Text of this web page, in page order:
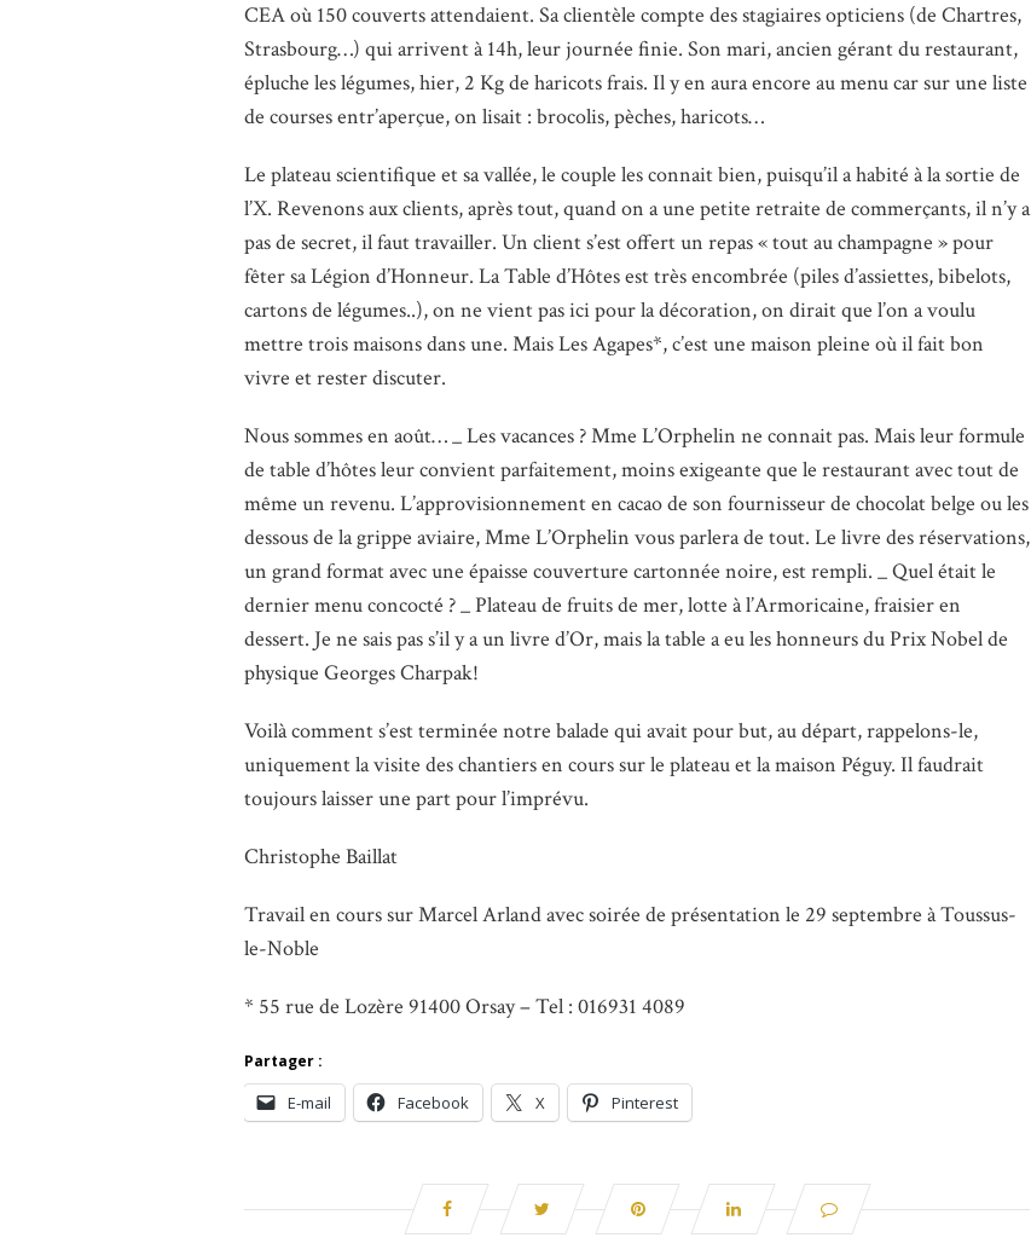
CEA où 150 couverts attendaient. Sa clientèle compte des stagiaires opticiens (de Chartres,
Strasbourg…) qui arrivent à 14h, leur journée finie. Son mari, ancien gérant du restaurant,
épluche les légumes, hier, 2 Kg de haricots frais. Il y en aura encore au menu car sur une liste
de courses entr’aperçue, on lisait : brocolis, pèches, haricots…
Le plateau scientifique et sa vallée, le couple les connait bien, puisqu’il a habité à la sortie de
l’X. Revenons aux clients, après tout, quand on a une petite retraite de commerçants, il n’y a
pas de secret, il faut travailler. Un client s’est offert un repas « tout au champagne » pour
fêter sa Légion d’Honneur. La Table d’Hôtes est très encombrée (piles d’assiettes, bibelots,
cartons de légumes..), on ne vient pas ici pour la décoration, on dirait que l’on a voulu
mettre trois maisons dans une. Mais Les Agapes*, c’est une maison pleine où il fait bon
vivre et rester discuter.
Nous sommes en août… _ Les vacances ? Mme L’Orphelin ne connait pas. Mais leur formule
de table d’hôtes leur convient parfaitement, moins exigeante que le restaurant avec tout de
même un revenu. L’approvisionnement en cacao de son fournisseur de chocolat belge ou les
dessous de la grippe aviaire, Mme L’Orphelin vous parlera de tout. Le livre des réservations,
un grand format avec une épaisse couverture cartonnée noire, est rempli. _ Quel était le
dernier menu concocté ? _ Plateau de fruits de mer, lotte à l’Armoricaine, fraisier en
dessert. Je ne sais pas s’il y a un livre d’Or, mais la table a eu les honneurs du Prix Nobel de
physique Georges Charpak!
Voilà comment s’est terminée notre balade qui avait pour but, au départ, rappelons-le,
uniquement la visite des chantiers en cours sur le plateau et la maison Péguy. Il faudrait
toujours laisser une part pour l’imprévu.
Christophe Baillat
Travail en cours sur Marcel Arland avec soirée de présentation le 29 septembre à Toussus-
le-Noble
* 55 rue de Lozère 91400 Orsay – Tel : 016931 4089
Partager :
E-mail Facebook X Pinterest